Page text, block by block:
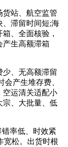
站、航空监管
、滞留时间短;海
、全面核验，
产生高额滞箱
、无高额滞留
产生堆存费、
空运清关适配小
宗、大批量、低
率低、时效紧
宽松。出货时根